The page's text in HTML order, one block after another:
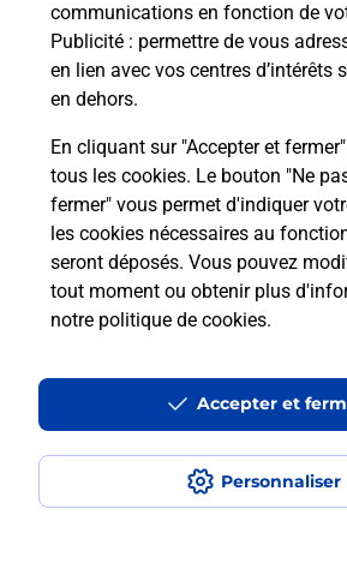
communications en fonction de
Publicité : permettre de vous
en lien avec vos centres d’intérêts
en dehors.
En cliquant sur "Accepter et
tous les cookies. Le bouton "Ne
fermer" vous permet d'indiquer
les cookies nécessaires au
seront déposés. Vous pouvez
tout moment ou obtenir plus
notre politique de cookies.
Personnaliser
Accepter et
Est-ce que je peux garder
numéro de mobile
Est-ce que je peux
avec La Poste Mobile ?
Est-ce que je peux utiliser
à l’étranger avec La Poste
Est-ce que je peux payer
en plusieurs fois avec La
Est-ce que je peux assurer
iPhone ?